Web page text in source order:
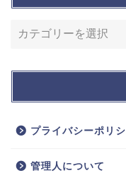
プライバシーポリ
管理人について